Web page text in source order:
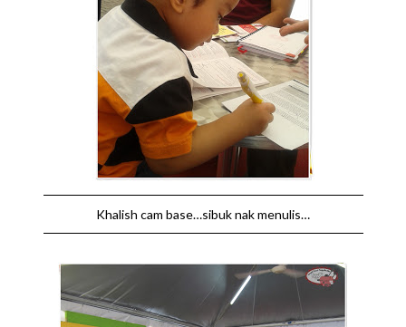
Khalish cam base…sibuk nak menulis…